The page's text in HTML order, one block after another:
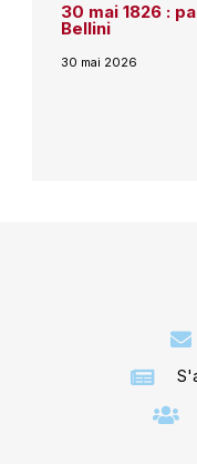
30 mai 1826 :
Bellini
30 mai 2026